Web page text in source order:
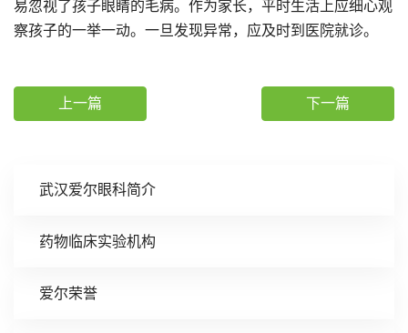
武汉爱尔眼科简介
药物临床实验机构
爱尔荣誉
易忽视了孩子眼睛的毛病。作为家长，平时生活上应细心观
察孩子的一举一动。一旦发现异常，应及时到医院就诊。
上一篇 下一篇